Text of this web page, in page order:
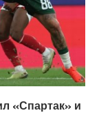
«Спартак» и